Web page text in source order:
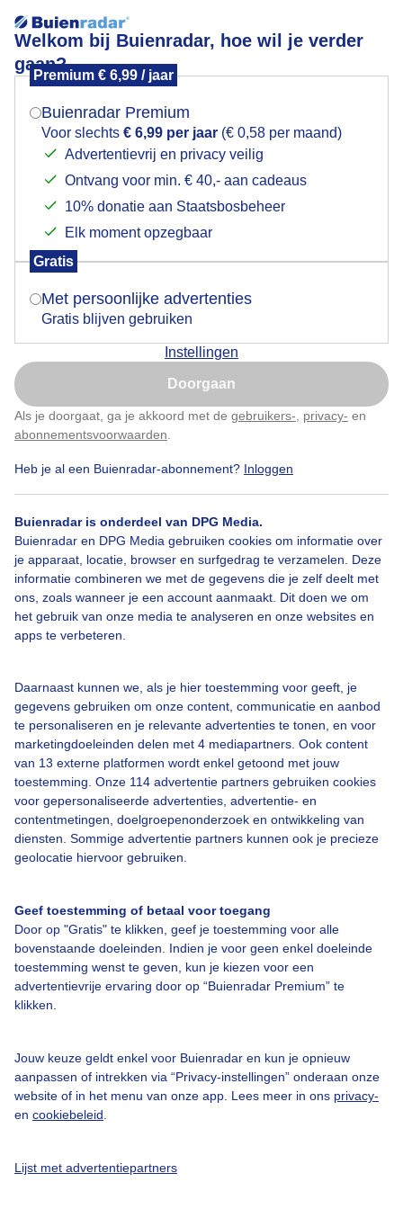
Welkom bij Buienradar, hoe wil je verder
gaan?
Premium € 6,99 / jaar
Buienradar Premium
Voor slechts € 6,99 per jaar (€ 0,58 per maand)
Advertentievrij en privacy veilig
Ontvang voor min. € 40,- aan cadeaus
10% donatie aan Staatsbosbeheer
Elk moment opzegbaar
Gratis
Met persoonlijke advertenties
Gratis blijven gebruiken
Instellingen
Doorgaan
Als je doorgaat, ga je akkoord met de gebruikers- privacy- en
abonnementsvoorwaarden
Heb je al een Buienradar-abonnement? Inloggen
Buienradar is onderdeel van DPG Media.
Buienradar en DPG Media gebruiken cookies om informatie over
je apparaat, locatie, browser en surfgedrag te verzamelen. Deze
informatie combineren we met de gegevens die je zelf deelt met
ons, zoals wanneer je een account aanmaakt. Dit doen we om
het gebruik van onze media te analyseren en onze websites en
apps te verbeteren.
Daarnaast kunnen we, als je hier toestemming voor geeft, je
gegevens gebruiken om onze content, communicatie en aanbod
te personaliseren en je relevante advertenties te tonen, en voor
marketingdoeleinden delen met 4 mediapartners. Ook content
van 13 externe platformen wordt enkel getoond met jouw
toestemming. Onze 114 advertentie partners gebruiken cookies
voor gepersonaliseerde advertenties, advertentie- en
contentmetingen, doelgroepenonderzoek en ontwikkeling van
diensten. Sommige advertentie partners kunnen ook je precieze
geolocatie hiervoor gebruiken.
Geef toestemming of betaal voor toegang
Door op "Gratis" te klikken, geef je toestemming voor alle
bovenstaande doeleinden. Indien je voor geen enkel doeleinde
toestemming wenst te geven, kun je kiezen voor een
advertentievrije ervaring door op “Buienradar Premium” te
klikken.
Jouw keuze geldt enkel voor Buienradar en kun je opnieuw
aanpassen of intrekken via “Privacy-instellingen” onderaan onze
website of in het menu van onze app. Lees meer in ons privacy-
en cookiebeleid
Lijst met advertentiepartners
Ideale wind en themiek voor paragliders
Ideale wind en thermiek voor paragliders (Dubbelzit)
Door: ria brasser Gemaakt: 06-01-2023, 210x bekeken
Bekijk slideshow
Een moment geduld aub...
Over Buienradar
Veelgestelde vragen
Contact
Toegankelijkheid
Buienradar Team
Privacy beleid
Privacy instellingen
Mogen we je locatie gebruiken voor het
Indien je hier nog geen akkoord op hebt gegeven,
verschijnt er zo een pop-up uit je browser waarin
Is goed, toon de popup
Nu niet, misschien later
Klik hierom dit aan te passen